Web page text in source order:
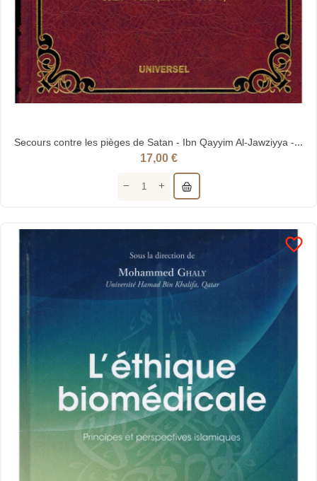
Secours contre les pièges de Satan - Ibn Qayyim Al-Jawziyya - Universel
17,00 €
favorite_border